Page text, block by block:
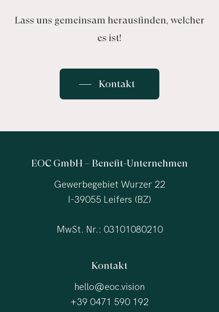
Lass uns gemeinsam herausfinden, welcher
es ist!
Kontakt
EOC GmbH – Benefit-Unternehmen
Gewerbegebiet Wurzer 22
I-39055 Leifers (BZ)
MwSt. Nr.: 03101080210
Kontakt
hello@eoc.vision
+39 0471 590 192